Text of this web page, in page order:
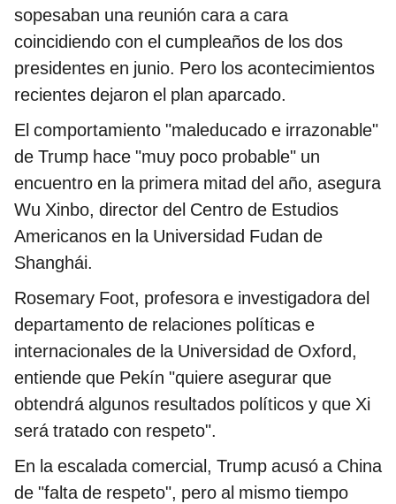
sopesaban una reunión cara a cara
coincidiendo con el cumpleaños de los dos
presidentes en junio. Pero los acontecimientos
recientes dejaron el plan aparcado.
El comportamiento "maleducado e irrazonable"
de Trump hace "muy poco probable" un
encuentro en la primera mitad del año, asegura
Wu Xinbo, director del Centro de Estudios
Americanos en la Universidad Fudan de
Shanghái.
Rosemary Foot, profesora e investigadora del
departamento de relaciones políticas e
internacionales de la Universidad de Oxford,
entiende que Pekín "quiere asegurar que
obtendrá algunos resultados políticos y que Xi
será tratado con respeto".
En la escalada comercial, Trump acusó a China
de "falta de respeto", pero al mismo tiempo